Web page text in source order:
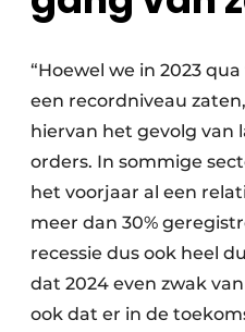
“Hoewel we in 2023
een recordniveau
hiervan het gevolg van
orders. In sommige
het voorjaar al een
meer dan 30%
recessie dus ook heel
dat 2024 even zwak
ook dat er in de